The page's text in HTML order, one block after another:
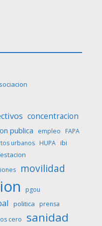
concentracion
publica empleo FAPA
urbanos HUPA ibi
movilidad
pgou
politica
prensa
cero sanidad